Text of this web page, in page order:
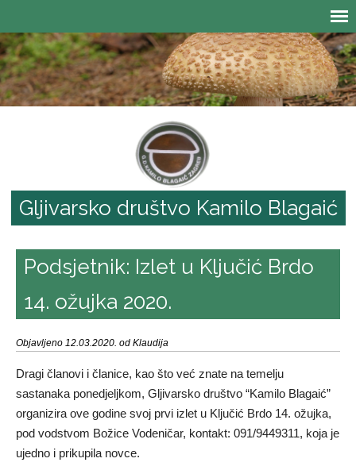
Gljivarsko društvo Kamilo Blagaić
Podsjetnik: Izlet u Ključić Brdo
14. ožujka 2020.
Objavljeno 12.03.2020. od Klaudija
Dragi članovi i članice, kao što već znate na temelju
sastanaka ponedjeljkom, Gljivarsko društvo “Kamilo Blagaić”
organizira ove godine svoj prvi izlet u Ključić Brdo 14. ožujka,
pod vodstvom Božice Vodeničar, kontakt: 091/9449311, koja je
ujedno i prikupila novce.